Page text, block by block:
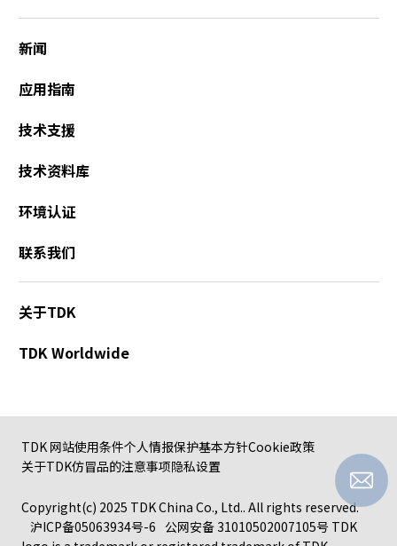
新闻
应用指南
技术支援
技术资料库
环境认证
联系我们
关于TDK
TDK Worldwide
TDK 网站使用条件个人情报保护基本方针Cookie政策
关于TDK仿冒品的注意事项隐私设置
Copyright(c) 2025 TDK China Co., Ltd.. All rights reserved.
沪ICP备05063934号-6 公网安备 31010502007105号 TDK